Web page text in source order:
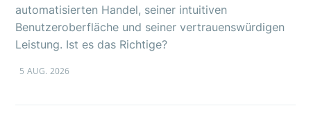
automatisierten Handel, seiner intuitiven
Benutzeroberfläche und seiner vertrauenswürdigen
Leistung. Ist es das Richtige?
5 AUG. 2026